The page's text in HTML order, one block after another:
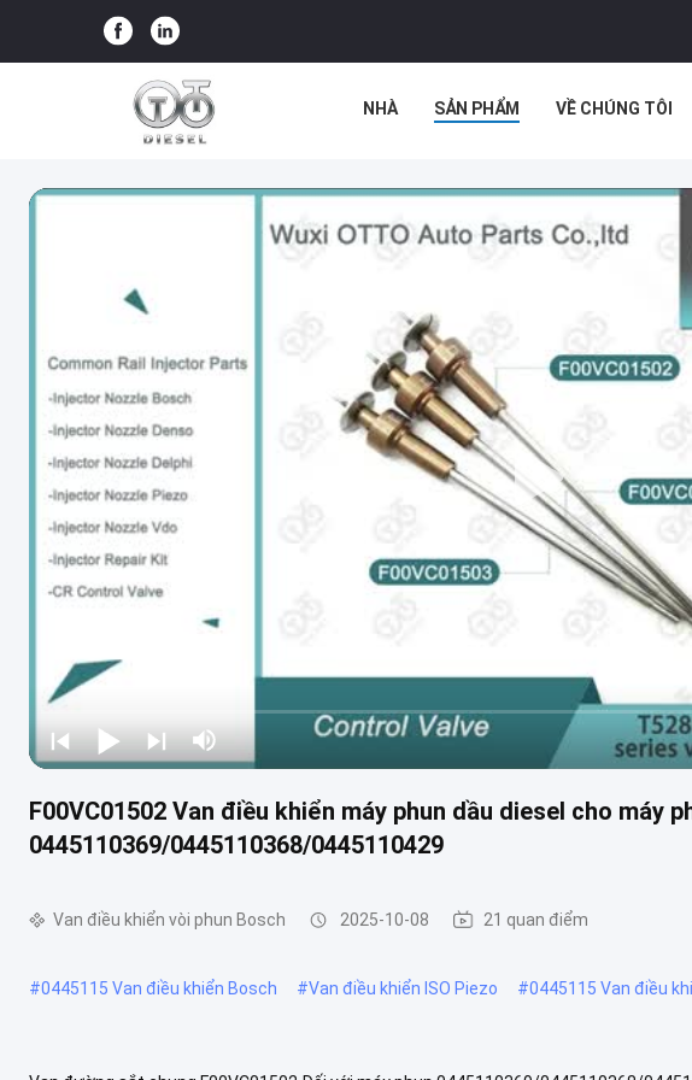
NHÀ SẢN PHẨM VỀ CHÚNG TÔI
F00VC01502 Van điều khiển máy phun dầu diesel cho máy
0445110369/0445110368/0445110429
Van điều khiển vòi phun Bosch 2025-10-08 21 quan điểm
#0445115 Van điều khiển Bosch #Van điều khiển ISO Piezo #0445115 Van điều